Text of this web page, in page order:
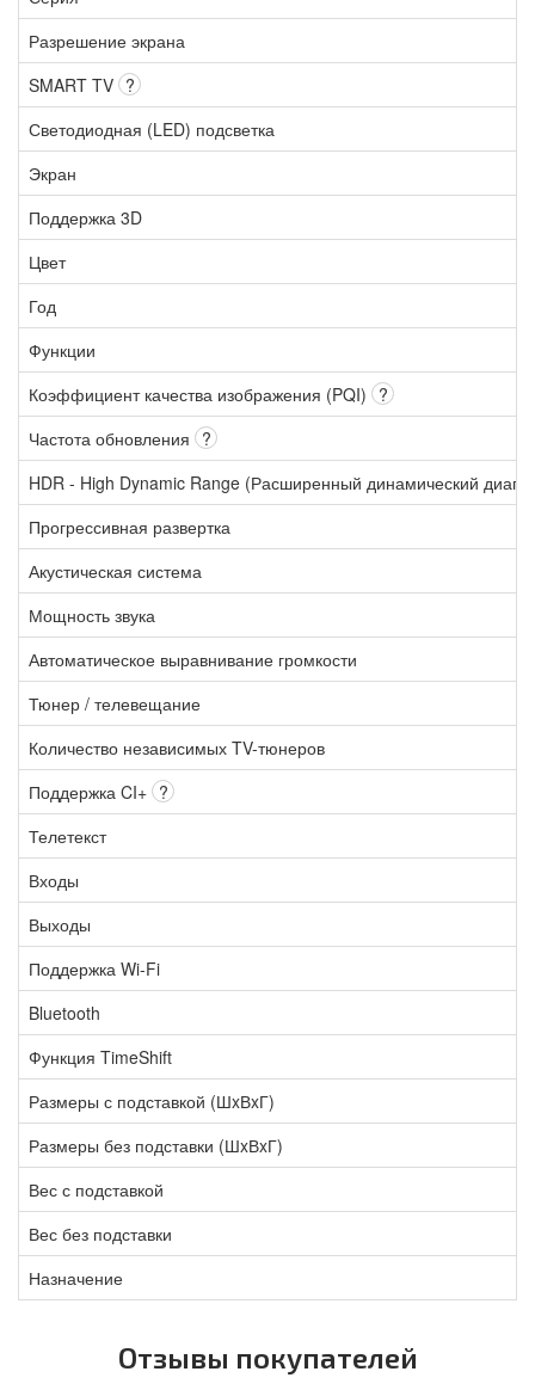
Разрешение экрана
SMART TV ?
Светодиодная (LED) подсветка
Экран
Поддержка 3D
Цвет
Год
Функции
Коэффициент качества изображения (PQI) ?
Частота обновления ?
HDR - High Dynamic Range (Расширенный динамический
Прогрессивная развертка
Акустическая система
Мощность звука
Автоматическое выравнивание громкости
Тюнер / телевещание
Количество независимых TV-тюнеров
Поддержка CI+ ?
Телетекст
Входы
Выходы
Поддержка Wi-Fi
Bluetooth
Функция TimeShift
Размеры с подставкой (ШxВxГ)
Размеры без подставки (ШxВxГ)
Вес с подставкой
Вес без подставки
Назначение
Отзывы покупателей